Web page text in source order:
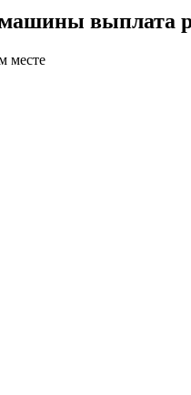
выплата
месте